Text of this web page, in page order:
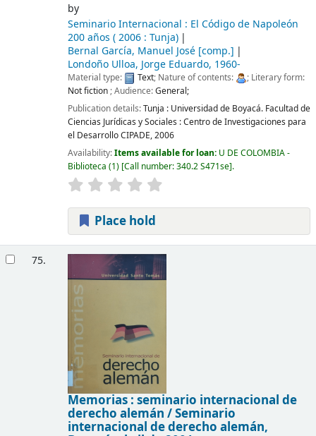
by
Seminario Internacional : El Código de Napoleón
200 años (2006 : Tunja)
Bernal García, Manuel José[comp.]
Londoño Ulloa, Jorge Eduardo, 1960-
Material type: Text; Nature of contents:
; Literary form:
Not fiction; Audience:General;
Publication details:Tunja : Universidad de Boyacá. Facultad de
Ciencias Jurídicas y Sociales : Centro de Investigaciones para
el Desarrollo CIPADE,2006
Availability:Items available for loan: U DE COLOMBIA -
Biblioteca (1) Call number:340.2 S471se .
Place hold
75.
Memorias : seminario internacional de
derecho alemán /Seminario
internacional de derecho alemán,